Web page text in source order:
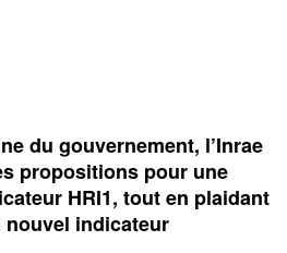
du gouvernement, l’Inrae
propositions pour une
HRI1, tout en plaidant
nouvel indicateur